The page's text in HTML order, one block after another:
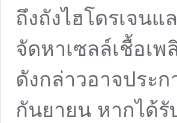
ถึงถังไฮโดรเจนแ
จัดหาเซลล์เชื้อเ
ดังกล่าวอาจประ
กันยายน หากได้